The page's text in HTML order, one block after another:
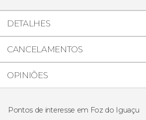
DETALHES
CANCELAMENTOS
OPINIÕES
Pontos de interesse em Foz do Iguaçu